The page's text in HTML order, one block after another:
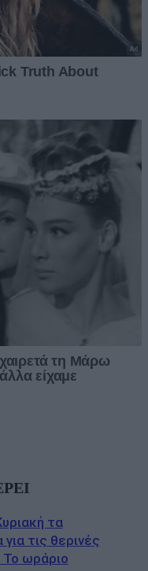
τα
τις θερινές
ωράριο